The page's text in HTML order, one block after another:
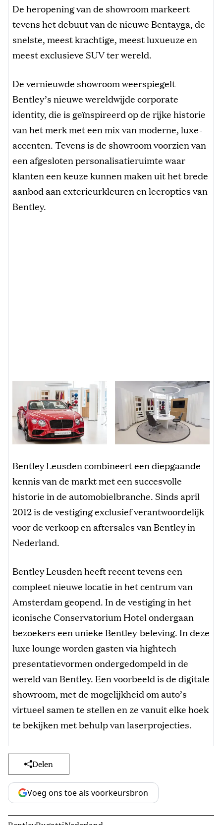
De heropening van de showroom markeert
tevens het debuut van de nieuwe Bentayga, de
snelste, meest krachtige, meest luxueuze en
meest exclusieve SUV ter wereld.
De vernieuwde showroom weerspiegelt
Bentley’s nieuwe wereldwijde corporate
identity, die is geïnspireerd op de rijke historie
van het merk met een mix van moderne, luxe-
accenten. Tevens is de showroom voorzien van
een afgesloten personalisatieruimte waar
klanten een keuze kunnen maken uit het brede
aanbod aan exterieurkleuren en leeropties van
Bentley.
Bentley Leusden combineert een diepgaande
kennis van de markt met een succesvolle
historie in de automobielbranche. Sinds april
2012 is de vestiging exclusief verantwoordelijk
voor de verkoop en aftersales van Bentley in
Nederland.
Bentley Leusden heeft recent tevens een
compleet nieuwe locatie in het centrum van
Amsterdam geopend. In de vestiging in het
iconische Conservatorium Hotel ondergaan
bezoekers een unieke Bentley-beleving. In deze
luxe lounge worden gasten via hightech
presentatievormen ondergedompeld in de
wereld van Bentley. Een voorbeeld is de digitale
showroom, met de mogelijkheid om auto’s
virtueel samen te stellen en ze vanuit elke hoek
te bekijken met behulp van laserprojecties.
Delen
Voeg ons toe als voorkeursbron